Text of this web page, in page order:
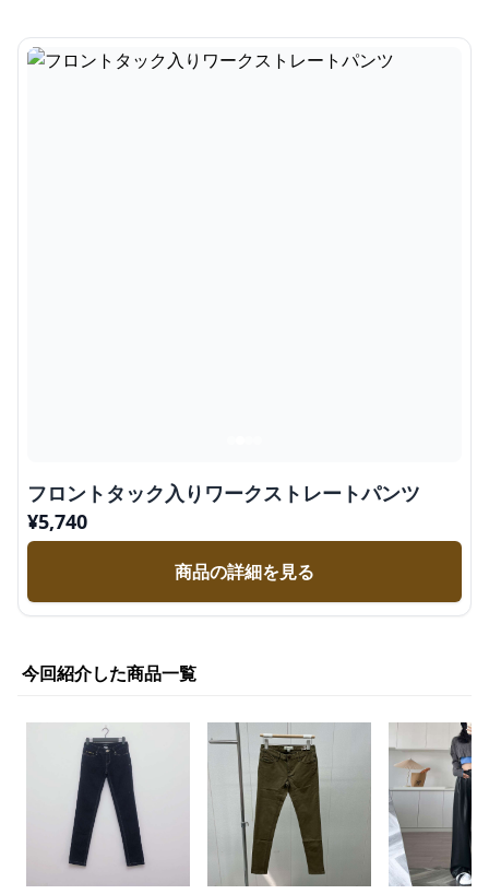
フロントタック入りワークストレートパンツ
¥5,740
商品の詳細を見る
今回紹介した商品一覧